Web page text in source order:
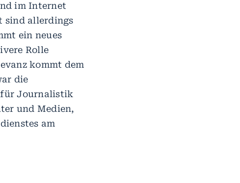
im Internet
sind allerdings
ein neues
Rolle
kommt dem
die
für Journalistik
und Medien,
am